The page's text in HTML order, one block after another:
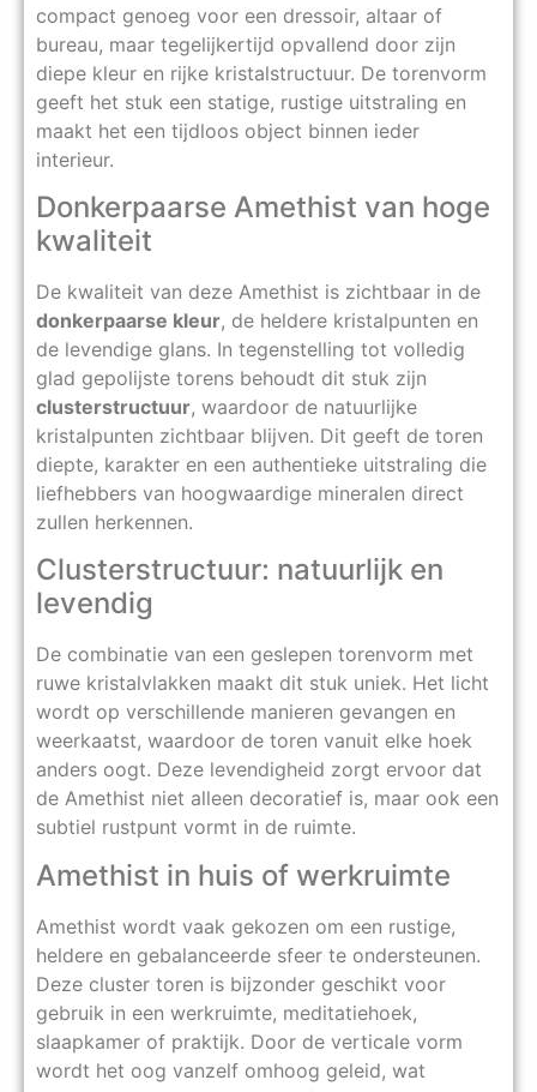
compact genoeg voor een dressoir, altaar of
bureau, maar tegelijkertijd opvallend door zijn
diepe kleur en rijke kristalstructuur. De torenvorm
geeft het stuk een statige, rustige uitstraling en
maakt het een tijdloos object binnen ieder
interieur.
Donkerpaarse Amethist van hoge
kwaliteit
De kwaliteit van deze Amethist is zichtbaar in de
donkerpaarse kleur, de heldere kristalpunten en
de levendige glans. In tegenstelling tot volledig
glad gepolijste torens behoudt dit stuk zijn
clusterstructuur, waardoor de natuurlijke
kristalpunten zichtbaar blijven. Dit geeft de toren
diepte, karakter en een authentieke uitstraling die
liefhebbers van hoogwaardige mineralen direct
zullen herkennen.
Clusterstructuur: natuurlijk en
levendig
De combinatie van een geslepen torenvorm met
ruwe kristalvlakken maakt dit stuk uniek. Het licht
wordt op verschillende manieren gevangen en
weerkaatst, waardoor de toren vanuit elke hoek
anders oogt. Deze levendigheid zorgt ervoor dat
de Amethist niet alleen decoratief is, maar ook een
subtiel rustpunt vormt in de ruimte.
Amethist in huis of werkruimte
Amethist wordt vaak gekozen om een rustige,
heldere en gebalanceerde sfeer te ondersteunen.
Deze cluster toren is bijzonder geschikt voor
gebruik in een werkruimte, meditatiehoek,
slaapkamer of praktijk. Door de verticale vorm
wordt het oog vanzelf omhoog geleid, wat